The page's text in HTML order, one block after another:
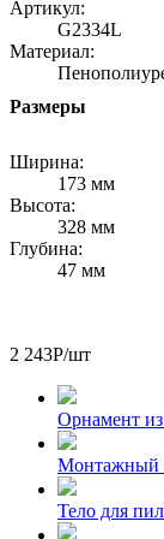
Артикул:
G2334L
Материал:
Размеры
Ширина:
173 мм
Высота:
328 мм
Глубина:
47 мм
2 243Р/шт
Орнамент
Монтажный
Тело для